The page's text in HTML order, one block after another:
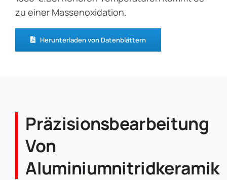
zu einer Massenoxidation.
Herunterladen von Datenblättern
Präzisionsbearbeitung
Von
Aluminiumnitridkeramik